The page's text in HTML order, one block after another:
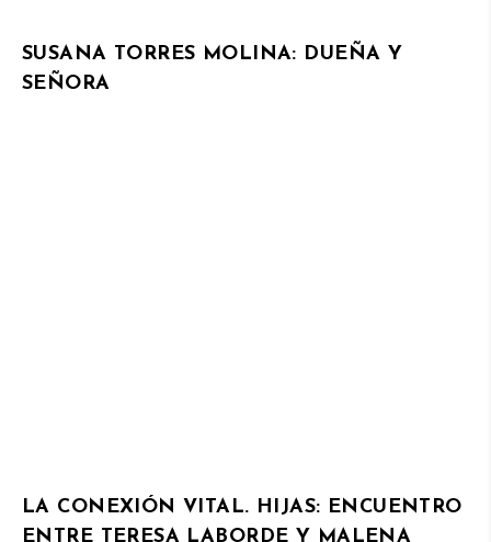
SUSANA TORRES MOLINA: DUEÑA Y
SEÑORA
LA CONEXIÓN VITAL. HIJAS: ENCUENTRO
ENTRE TERESA LABORDE Y MALENA